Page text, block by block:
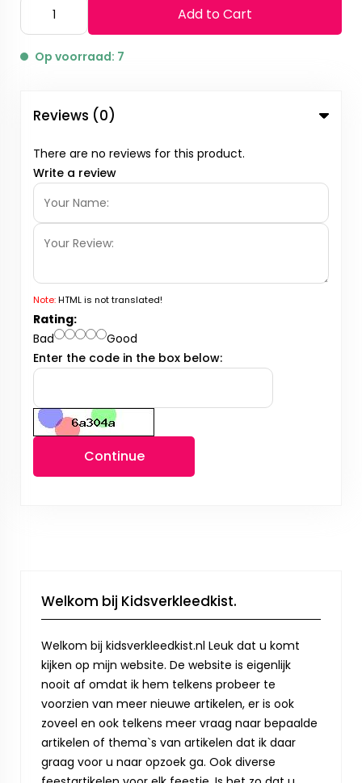
Add to Cart
Op voorraad: 7
Reviews (0)
There are no reviews for this product.
Write a review
Note:HTML is not translated!
Rating:
Bad
Good
Enter the code in the box below:
Continue
Welkom bij Kidsverkleedkist.
Welkom bij kidsverkleedkist.nl Leuk dat u komt
kijken op mijn website. De website is eigenlijk
nooit af omdat ik hem telkens probeer te
voorzien van meer nieuwe artikelen, er is ook
zoveel en ook telkens meer vraag naar bepaalde
artikelen of thema`s van artikelen dat ik daar
graag voor u naar opzoek ga. Ook diverse